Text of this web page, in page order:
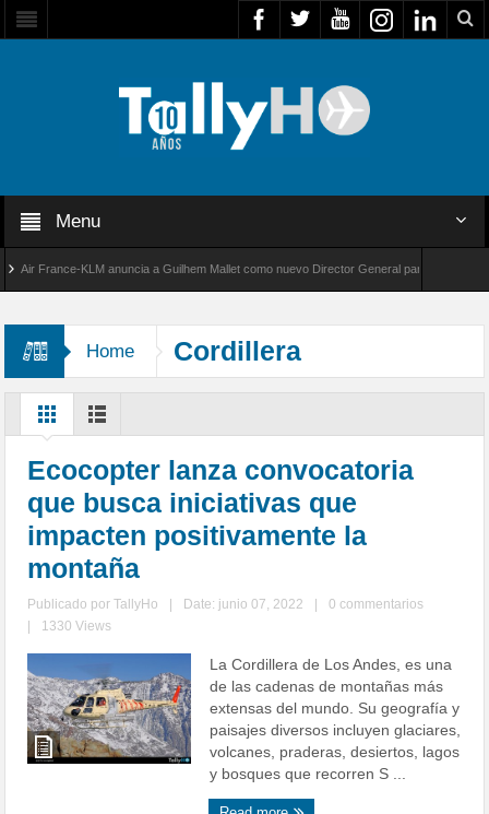
Menu
France-KLM anuncia a Guilhem Mallet como nuevo Director General para América Latina
Home Cordillera
Ecocopter lanza convocatoria
que busca iniciativas que
impacten positivamente la
montaña
Publicado porTallyHo Date: junio 07, 2022
0 commentarios
1330 Views
La Cordillera de Los Andes, es una
de las cadenas de montañas más
extensas del mundo. Su geografía y
paisajes diversos incluyen glaciares,
volcanes, praderas, desiertos, lagos
y bosques que recorren S ...